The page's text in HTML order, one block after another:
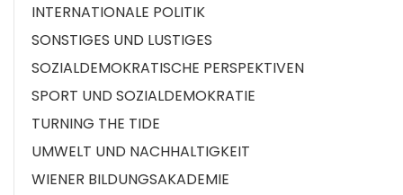
INTERNATIONALE POLITIK
SONSTIGES UND LUSTIGES
SOZIALDEMOKRATISCHE PERSPEKTIVEN
SPORT UND SOZIALDEMOKRATIE
TURNING THE TIDE
UMWELT UND NACHHALTIGKEIT
WIENER BILDUNGSAKADEMIE